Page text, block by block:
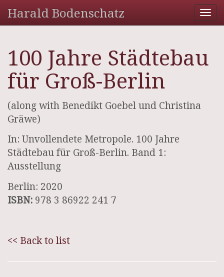
Harald Bodenschatz
100 Jahre Städtebau
für Groß-Berlin
(along with Benedikt Goebel und Christina
Gräwe)
In: Unvollendete Metropole. 100 Jahre
Städtebau für Groß-Berlin. Band 1:
Ausstellung
Berlin: 2020
ISBN: 978 3 86922 241 7
<< Back to list